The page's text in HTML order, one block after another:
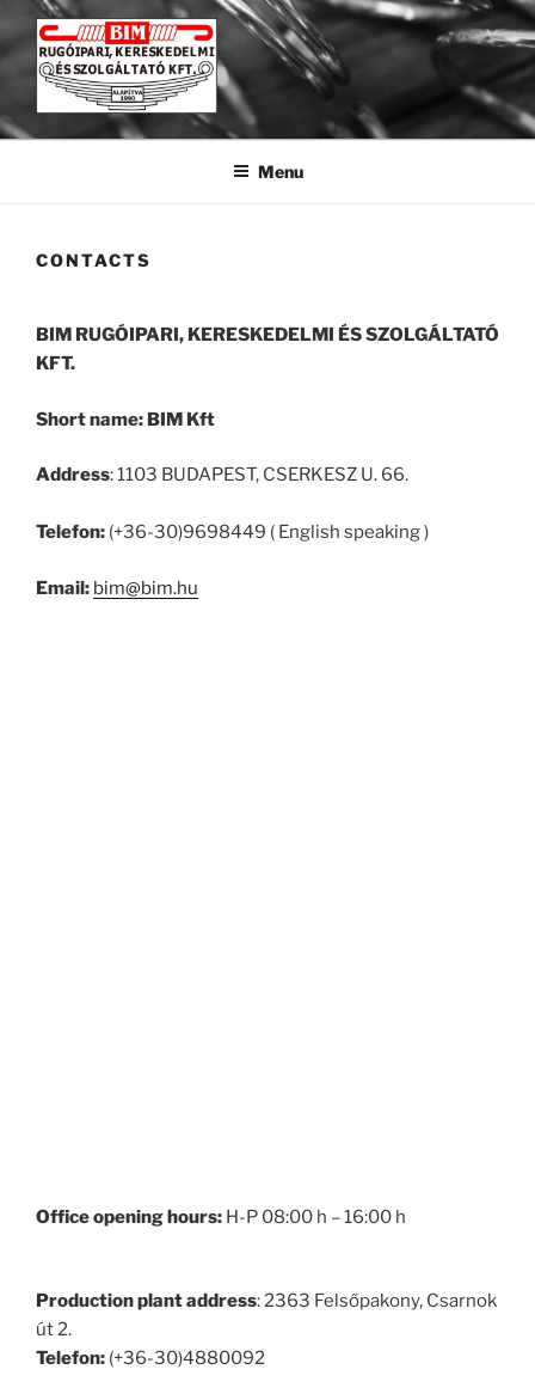
to
content
BIM KFT
Rugógyártás a legkisebbtől a legnagyobbig.
Menu
CONTACTS
BIM RUGÓIPARI, KERESKEDELMI ÉS SZOLGÁLTATÓ
KFT.
Short name: BIM Kft
Address: 1103 BUDAPEST, CSERKESZ U. 66.
Telefon: (+36-30)9698449 ( English speaking )
Email: bim@bim.hu
Office opening hours: H-P 08:00 h – 16:00 h
Production plantaddress: 2363 Felsőpakony, Csarnok
út 2.
Telefon: (+36-30)4880092